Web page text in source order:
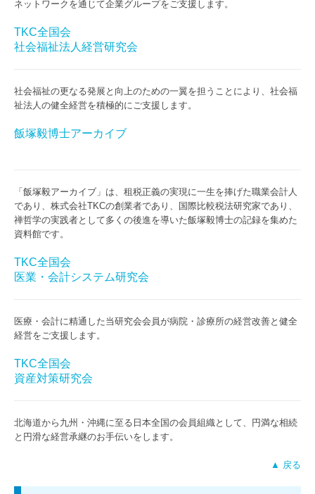
ネットワークを通じて企業グループをご支援します。
TKC全国会
社会福祉法人経営研究会
社会福祉の更なる発展と向上のための一翼を担うことにより、社会福
祉法人の健全経営を積極的にご支援します。
飯塚毅博士アーカイブ
「飯塚毅アーカイブ」は、租税正義の実現に一生を捧げた職業会計人
であり、株式会社TKCの創業者であり、国際比較税法研究家であり、
禅哲学の実践者として多くの後進を導いた飯塚毅博士の記録を集めた
資料館です。
TKC全国会
医業・会計システム研究会
医療・会計に精通した当研究会会員が病院・診療所の経営改善と健全
経営をご支援します。
TKC全国会
資産対策研究会
北海道から九州・沖縄に至る日本全国の会員組織として、円満な相続
と円滑な経営承継のお手伝いをします。
▲ 戻る